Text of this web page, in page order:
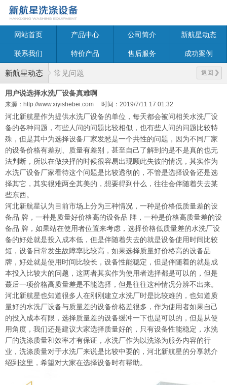
网站首页 产品中心 公司简介 新航星动态
联系我们 特价产品 售后服务 成功案例
新航星动态 返回
常见问题
用户说选择水洗厂设备真难啊
来源：http://www.xiyishebei.com 时间：2019/7/11 17:01:32
河北新航星作为提供水洗厂设备的单位，每天都会被问相关水洗厂设
备的各种问题，有些人问的问题比较相似，也有些人问的问题比较特
殊，但是其中为选择设备厂家发愁是一个共性的问题，因为不同厂家
的设备价格有差别、质量有差别，甚至自己了解到的是不是真的也无
法判断，所以在做抉择的时候很容易出现顾此失彼的情况，其实作为
水洗厂设备厂家看待这个问题是比较透彻的，不管是选择设备还是选
择其它，其实很难两全其美的，想要得到什么，往往会伴随着失去某
些东西。
河北新航星认为目前市场上分为三种情况，一种是价格低质量差的设
备品 牌，一种是质量好价格高的设备品 牌，一种是价格高质量差的设
备品 牌，如果站在使用者位置来考虑，选择价格低质量差的水洗厂设
备的好处就是投入成本低，但是伴随着失去的就是设备使用时间比较
短，设备日常发生故障率比较高，如果选择质量好价格高的设备品
牌，好处就是使用时间比较长，设备性能稳定，但是伴随着的就是成
本投入比较大的问题，这两者其实作为使用者选择都是可以的，但是
蕞后一项价格高质量差是不能选择，但是往往这种情况分辨不出来。
河北新航星也知道很多人在刚刚建立水洗厂时是比较难的，也知道质
量好的水洗厂设备与质量差的设备价格差很多，作为使用者如果自己
的投入成本有限，选择质量差的设备缓冲一下也是可以的，但是从使
用角度，我们还是建议大家选择质量好的，只有设备性能稳定，水洗
厂的洗涤质量和效率才有保证，水洗厂作为以洗涤为服务内容的行
业，洗涤质量对于水洗厂来说是比较中要的，河北新航星的分享就介
绍到这里，希望对大家在选择设备时有帮助。